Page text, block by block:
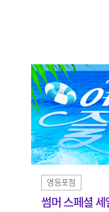
영등포점
썸머 스페셜 세